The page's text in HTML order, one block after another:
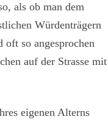
als ob man dem
Würdenträgern
so angesprochen
auf der Strasse mit
eigenen Alterns